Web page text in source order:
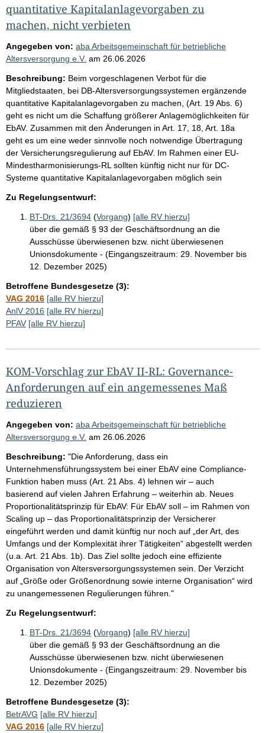
quantitative Kapitalanlagevorgaben zu
machen, nicht verbieten
Angegeben von: aba Arbeitsgemeinschaft für betriebliche
Altersversorgung e.V. am 26.06.2026
Beschreibung: Beim vorgeschlagenen Verbot für die
Mitgliedstaaten, bei DB-Altersversorgungssystemen ergänzende
quantitative Kapitalanlagevorgaben zu machen, (Art. 19 Abs. 6)
geht es nicht um die Schaffung größerer Anlagemöglichkeiten für
EbAV. Zusammen mit den Änderungen in Art. 17, 18, Art. 18a
geht es um eine weder sinnvolle noch notwendige Übertragung
der Versicherungsregulierung auf EbAV. Im Rahmen einer EU-
Mindestharmonisierungs-RL sollten künftig nicht nur für DC-
Systeme quantitative Kapitalanlagevorgaben möglich sein
Zu Regelungsentwurf:
BT-Drs. 21/3694 (Vorgang) [alle RV hierzu]
über die gemäß § 93 der Geschäftsordnung an die
Ausschüsse überwiesenen bzw. nicht überwiesenen
Unionsdokumente - (Eingangszeitraum: 29. November bis
12. Dezember 2025)
Betroffene Bundesgesetze (3):
VAG 2016 [alle RV hierzu]
AnlV 2016 [alle RV hierzu]
PFAV [alle RV hierzu]
KOM-Vorschlag zur EbAV II-RL: Governance-
Anforderungen auf ein angemessenes Maß
reduzieren
Angegeben von: aba Arbeitsgemeinschaft für betriebliche
Altersversorgung e.V. am 26.06.2026
Beschreibung: "Die Anforderung, dass ein
Unternehmensführungssystem bei einer EbAV eine Compliance-
Funktion haben muss (Art. 21 Abs. 4) lehnen wir – auch
basierend auf vielen Jahren Erfahrung – weiterhin ab. Neues
Proportionalitätsprinzip für EbAV: Für EbAV soll – im Rahmen von
Scaling up – das Proportionalitätsprinzip der Versicherer
eingeführt werden und damit künftig nur noch auf „der Art, des
Umfangs und der Komplexität ihrer Tätigkeiten“ abgestellt werden
(u.a. Art. 21 Abs. 1b). Das Ziel sollte jedoch eine effiziente
Organisation von Altersversorgungssystemen sein. Der Verzicht
auf „Größe oder Größenordnung sowie interne Organisation“ wird
zu unangemessenen Regulierungen führen."
Zu Regelungsentwurf:
BT-Drs. 21/3694 (Vorgang) [alle RV hierzu]
über die gemäß § 93 der Geschäftsordnung an die
Ausschüsse überwiesenen bzw. nicht überwiesenen
Unionsdokumente - (Eingangszeitraum: 29. November bis
12. Dezember 2025)
Betroffene Bundesgesetze (3):
BetrAVG [alle RV hierzu]
VAG 2016 [alle RV hierzu]